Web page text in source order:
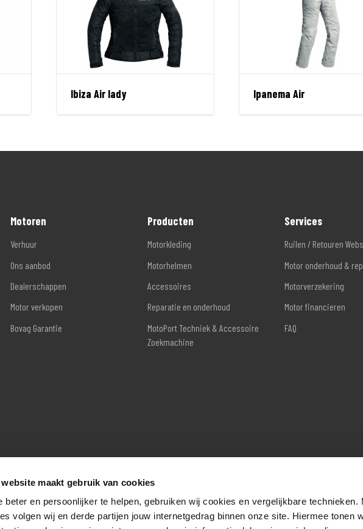
website maakt gebruik van cookies
beter en persoonlijker te helpen, gebruiken wij cookies en vergelijkbare technieken.
volgen wij en derde partijen jouw internetgedrag binnen onze site. Hiermee tonen
Ibiza Air lady Ipanema Air
Motoren
Verhuur
Ons aanbod
Dealerschappen
Motor verkopen
Bovag Garantie
Producten
Motorkleding
Motorhelmen
Accessoires
Reparatie en onderhoud
MotoPort Techniek & Accessoire
Zoekmachine
Services
Ruilen / Retouren
Motor onderhoud &
Motorverzekering
Motor financieren
FAQ